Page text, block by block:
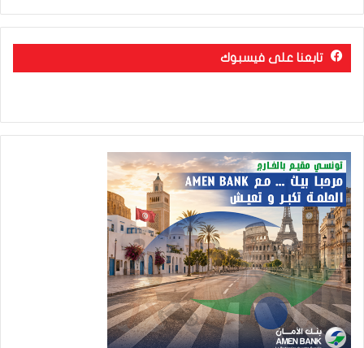
تابعنا على فيسبوك